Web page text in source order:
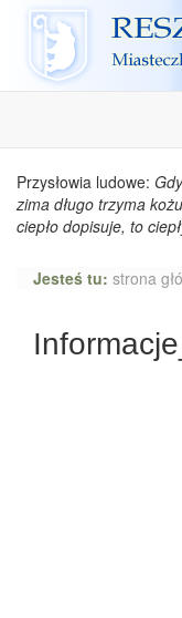
Reszel
Przysłowia ludowe:
zima długo trzyma
ciepło dopisuje, to
Jesteś tu: strona